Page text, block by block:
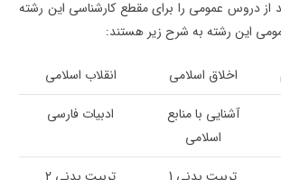
باید 20 واحد از دروس عمومی را برای مقطع کارشناسی این رشته
این رشته به شرح زیر هستند:
اخلاق اسلامی
انقلاب اسلامی
آشنایی با منابع
اسلامی
ادبیات فارسی